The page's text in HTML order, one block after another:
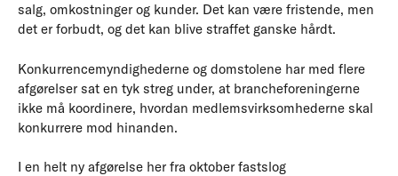
salg, omkostninger og kunder. Det kan være fristende, men
det er forbudt, og det kan blive straffet ganske hårdt.
Konkurrencemyndighederne og domstolene har med flere
afgørelser sat en tyk streg under, at brancheforeningerne
ikke må koordinere, hvordan medlemsvirksomhederne skal
konkurrere mod hinanden.
I en helt ny afgørelse her fra oktober fastslog